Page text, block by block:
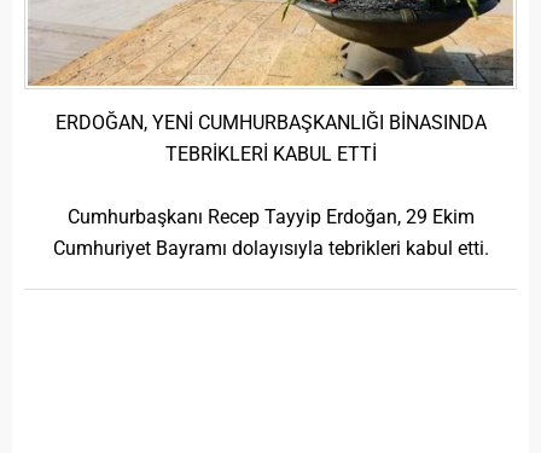
ERDOĞAN, YENİ CUMHURBAŞKANLIĞI BİNASINDA
TEBRİKLERİ KABUL ETTİ
Cumhurbaşkanı Recep Tayyip Erdoğan, 29 Ekim
Cumhuriyet Bayramı dolayısıyla tebrikleri kabul etti.